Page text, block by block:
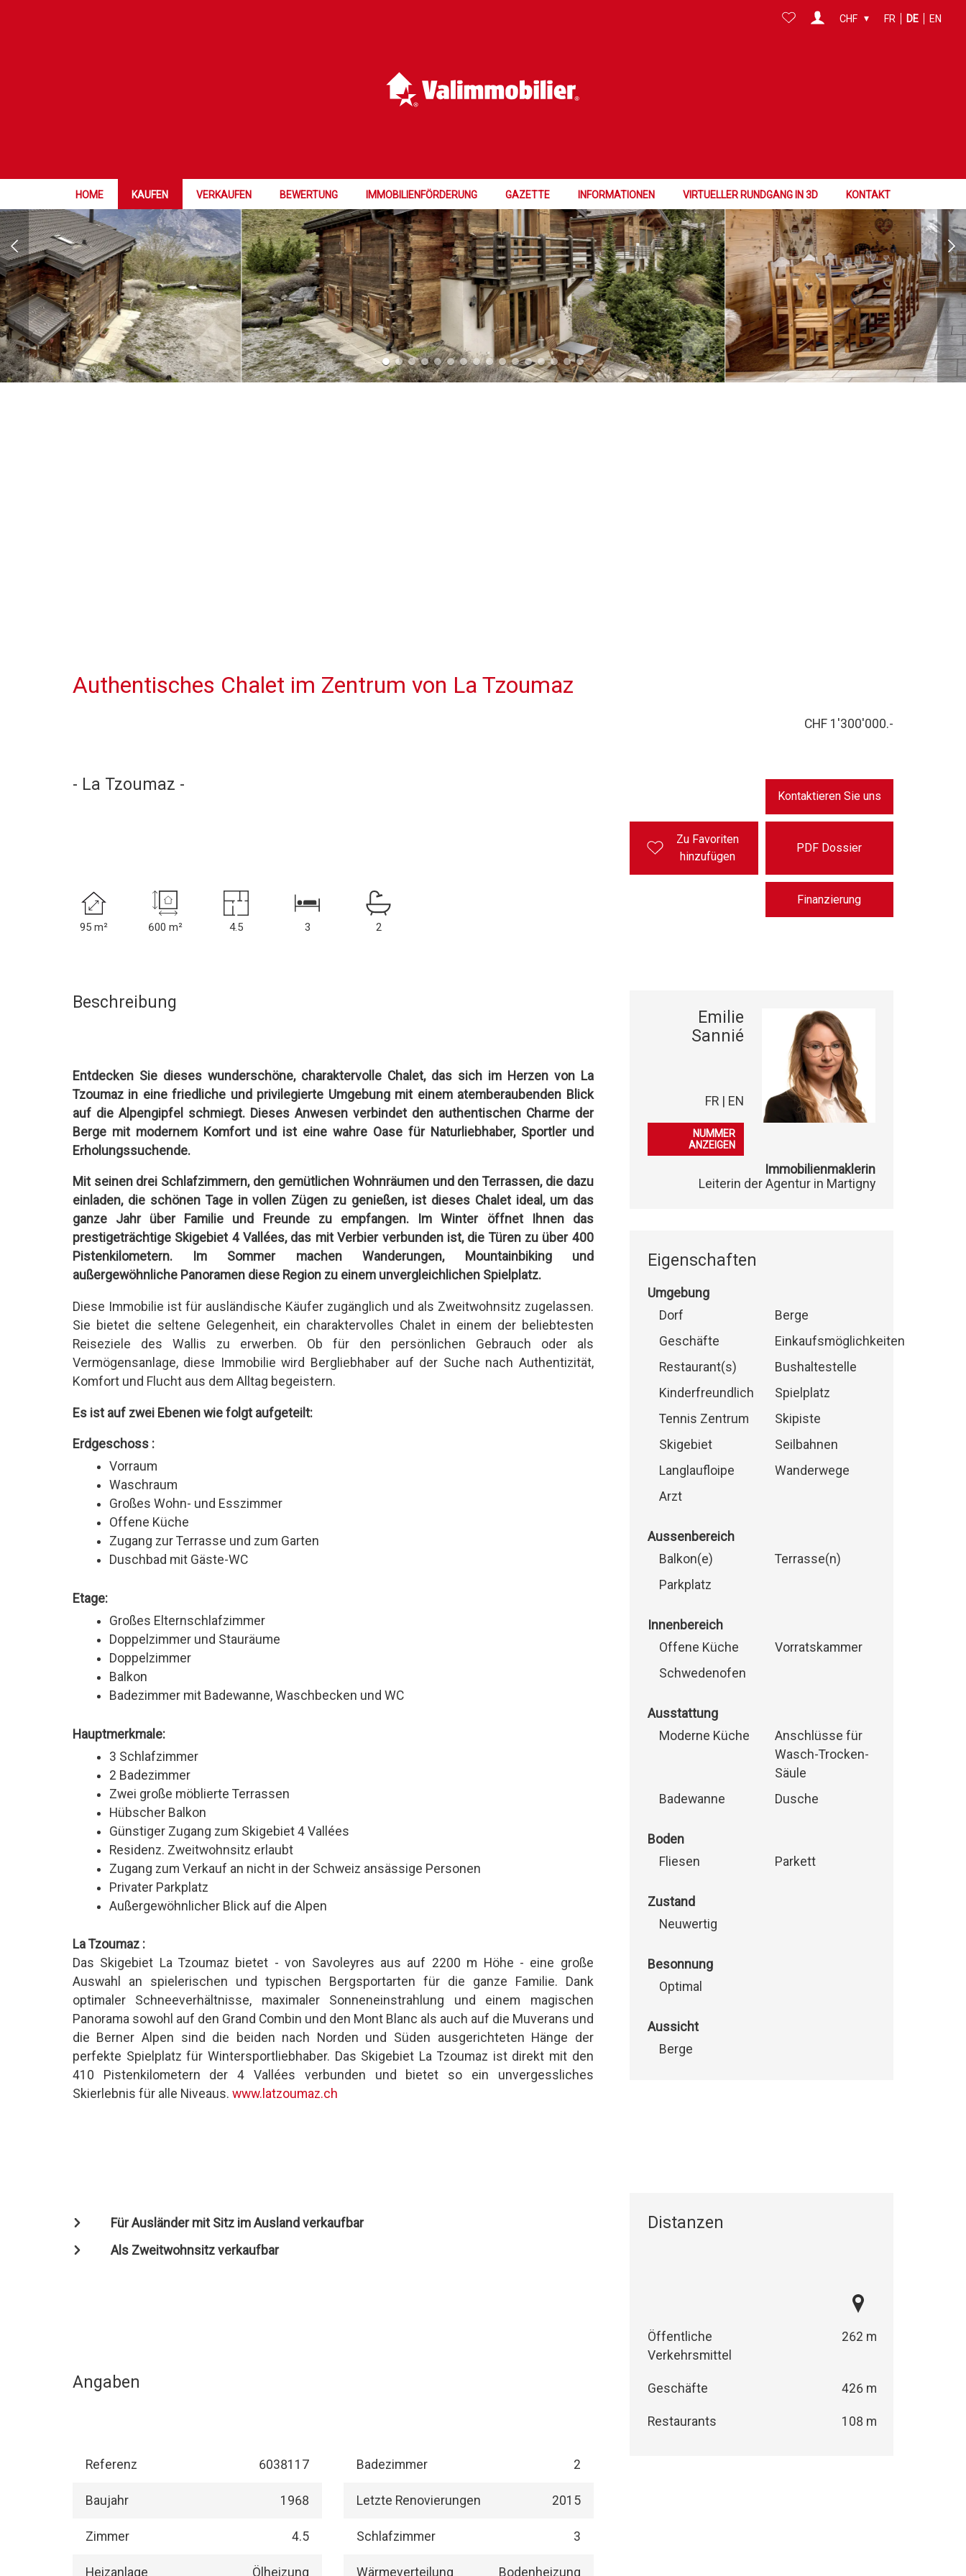
HOME KAUFEN VERKAUFEN BEWERTUNG IMMOBILIENFÖRDERUNG GAZETTE INFORMATIONEN VIRTUELLER RUNDGANG IN 3D KONTAKT
CHF FR DE EN
Authentisches Chalet im Zentrum von La Tzoumaz
CHF 1'300'000.-
- La Tzoumaz -
95 m² 600 m² 4.5 3 2
Kontaktieren Sie uns
Zu Favoriten
hinzufügen
PDF Dossier
Finanzierung
Beschreibung
Entdecken Sie dieses wunderschöne, charaktervolle Chalet, das sich im Herzen von La
Tzoumaz in eine friedliche und privilegierte Umgebung mit einem atemberaubenden Blick
auf die Alpengipfel schmiegt. Dieses Anwesen verbindet den authentischen Charme der
Berge mit modernem Komfort und ist eine wahre Oase für Naturliebhaber, Sportler und
Erholungssuchende.
Mit seinen drei Schlafzimmern, den gemütlichen Wohnräumen und den Terrassen, die dazu
einladen, die schönen Tage in vollen Zügen zu genießen, ist dieses Chalet ideal, um das
ganze Jahr über Familie und Freunde zu empfangen. Im Winter öffnet Ihnen das
prestigeträchtige Skigebiet 4 Vallées, das mit Verbier verbunden ist, die Türen zu über 400
Pistenkilometern. Im Sommer machen Wanderungen, Mountainbiking und
außergewöhnliche Panoramen diese Region zu einem unvergleichlichen Spielplatz.
Diese Immobilie ist für ausländische Käufer zugänglich und als Zweitwohnsitz zugelassen.
Sie bietet die seltene Gelegenheit, ein charaktervolles Chalet in einem der beliebtesten
Reiseziele des Wallis zu erwerben. Ob für den persönlichen Gebrauch oder als
Vermögensanlage, diese Immobilie wird Bergliebhaber auf der Suche nach Authentizität,
Komfort und Flucht aus dem Alltag begeistern.
Es ist auf zwei Ebenen wie folgt aufgeteilt:
Erdgeschoss :
Vorraum
Waschraum
Großes Wohn- und Esszimmer
Offene Küche
Zugang zur Terrasse und zum Garten
Duschbad mit Gäste-WC
Etage:
Großes Elternschlafzimmer
Doppelzimmer und Stauräume
Doppelzimmer
Balkon
Badezimmer mit Badewanne, Waschbecken und WC
Hauptmerkmale:
3 Schlafzimmer
2 Badezimmer
Zwei große möblierte Terrassen
Hübscher Balkon
Günstiger Zugang zum Skigebiet 4 Vallées
Residenz. Zweitwohnsitz erlaubt
Zugang zum Verkauf an nicht in der Schweiz ansässige Personen
Privater Parkplatz
Außergewöhnlicher Blick auf die Alpen
La Tzoumaz :
Das Skigebiet La Tzoumaz bietet - von Savoleyres aus auf 2200 m Höhe - eine große
Auswahl an spielerischen und typischen Bergsportarten für die ganze Familie. Dank
optimaler Schneeverhältnisse, maximaler Sonneneinstrahlung und einem magischen
Panorama sowohl auf den Grand Combin und den Mont Blanc als auch auf die Muverans und
die Berner Alpen sind die beiden nach Norden und Süden ausgerichteten Hänge der
perfekte Spielplatz für Wintersportliebhaber. Das Skigebiet La Tzoumaz ist direkt mit den
410 Pistenkilometern der 4 Vallées verbunden und bietet so ein unvergessliches
Skierlebnis für alle Niveaus. www.latzoumaz.ch
Für Ausländer mit Sitz im Ausland verkaufbar
Als Zweitwohnsitz verkaufbar
Angaben
Referenz 6038117 Badezimmer 2
Baujahr 1968 Letzte Renovierungen 2015
Zimmer 4.5 Schlafzimmer 3
Heizanlage Ölheizung Wärmeverteilung Bodenheizung
Emilie
Sannié
FR | EN
079 548 30 13
NUMMER
ANZEIGEN
Immobilienmaklerin
Leiterin der Agentur in Martigny
Eigenschaften
Umgebung
Dorf
Berge
Geschäfte
Einkaufsmöglichkeiten
Restaurant(s)
Bushaltestelle
Kinderfreundlich
Spielplatz
Tennis Zentrum
Skipiste
Skigebiet
Seilbahnen
Langlaufloipe
Wanderwege
Arzt
Aussenbereich
Balkon(e)
Terrasse(n)
Parkplatz
Innenbereich
Offene Küche
Vorratskammer
Schwedenofen
Ausstattung
Moderne Küche
Anschlüsse für
Wasch-Trocken-
Säule
Badewanne
Dusche
Boden
Fliesen
Parkett
Zustand
Neuwertig
Besonnung
Optimal
Aussicht
Berge
Distanzen
Öffentliche
Verkehrsmittel
262 m
Geschäfte 426 m
Restaurants 108 m